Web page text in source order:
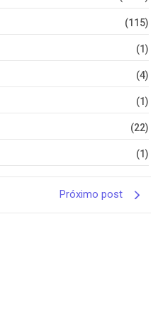
(115)
(1)
(4)
(1)
(22)
(1)
Próximo post